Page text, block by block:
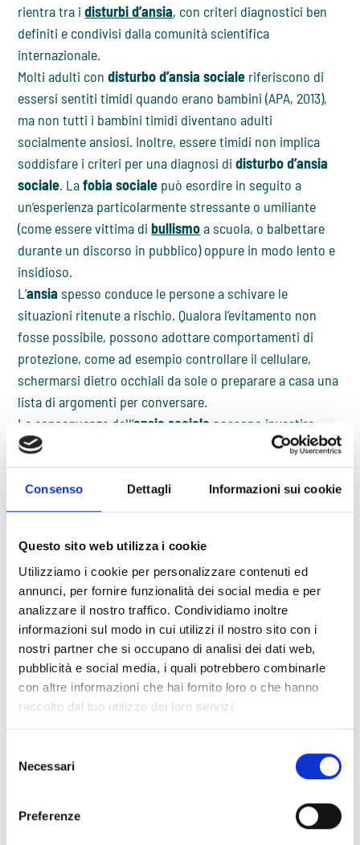
Consenso Dettagli Informazioni sui cookie
Questo sito web utilizza i cookie
Utilizziamo i cookie per personalizzare contenuti ed
annunci, per fornire funzionalità dei social media e per
analizzare il nostro traffico. Condividiamo inoltre
informazioni sul modo in cui utilizzi il nostro sito con i
nostri partner che si occupano di analisi dei dati web,
pubblicità e social media, i quali potrebbero combinarle
con altre informazioni che hai fornito loro o che hanno
raccolto dal tuo utilizzo dei loro servizi.
delNecessari
Preferenze
rientra tra idisturbi d’ansia, con criteri diagnostici ben
definiti e condivisi dalla comunità scientifica
internazionale.
Molti adulti condisturbo d’ansia sociale riferiscono di
essersi sentiti timidi quando erano bambini (APA, 2013),
ma non tutti i bambini timidi diventano adulti
socialmente ansiosi. Inoltre, essere timidi non implica
soddisfare i criteri per una diagnosi didisturbo d’ansia
sociale. Lafobia sociale può esordire in seguito a
un’esperienza particolarmente stressante o umiliante
(come essere vittima dibullismoa scuola, o balbettare
durante un discorso in pubblico) oppure in modo lento e
insidioso.
L’ansia spesso conduce le persone a schivare le
situazioni ritenute a rischio. Qualora l’evitamento non
fosse possibile, possono adottare comportamenti di
protezione, come ad esempio controllare il cellulare,
schermarsi dietro occhiali da sole o preparare a casa una
lista di argomenti per conversare.
Le conseguenze dell’ansia sociale possono investire
molti ambiti della vita di un individuo: scarsa autostima,
rottura di rapporti romantici o di amicizia, difficoltà nel
lasciare la casa dei genitori, nel perseguire i propri
obiettivi lavorativi e interruzione degli studi.
Timidezza e ansia sociale:
perché è importante fare una
distinzione
disturbo d’ansia sociale
è una patologia che persiste
per coloro che non ricevono supporto o trattamento
adeguato, conducendo a difficoltà nell’istruzione, nel
lavoro, nonché nello sviluppo di relazioni significative
(Stein et al., 2017; Aderka et al., 2012).
rappresentare un sollievo e una risposta per quanti
decisamente più intenso della
timidezza ,
infatti, si presenta come situazionale, divampando in